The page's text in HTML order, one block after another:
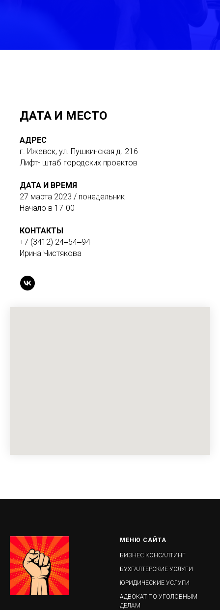
ДАТА И МЕСТО
АДРЕС
г. Ижевск, ул. Пушкинская д. 216
Лифт- штаб городских проектов
ДАТА И ВРЕМЯ
27 марта 2023 / понедельник
Начало в 17-00
КОНТАКТЫ
+7 (3412) 24‒54‒94
Ирина Чистякова
МЕНЮ САЙТА
БИЗНЕС КОНСАЛТИНГ
БУХГАЛТЕРСКИЕ УСЛУГИ
ЮРИДИЧЕСКИЕ УСЛУГИ
АДВОКАТ ПО УГОЛОВНЫМ
ДЕЛАМ